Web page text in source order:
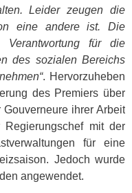
Leider zeugen die
eine andere ist. Die
Verantwortung für die
des sozialen Bereichs
. Hervorzuheben
des Premiers über
ihrer Arbeit
mit der
für eine
Jedoch wurde
angewendet.